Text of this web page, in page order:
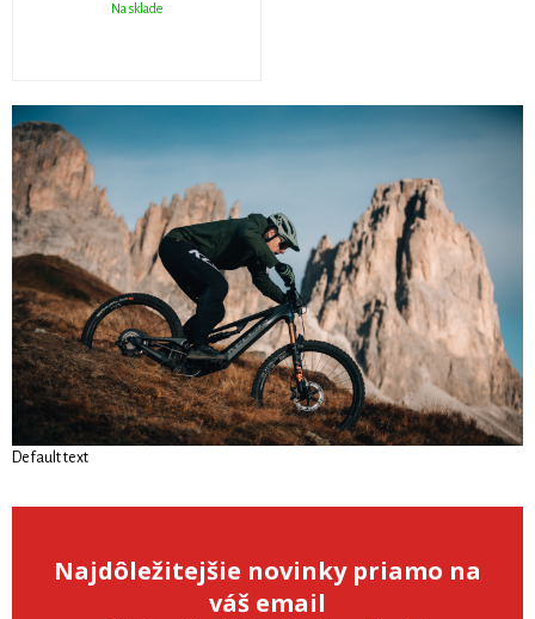
Na sklade
Default text
Najdôležitejšie novinky priamo na
váš email